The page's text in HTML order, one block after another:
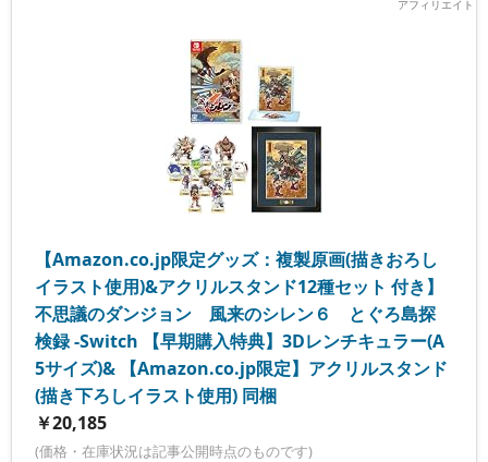
【Amazon.co.jp限定グッズ：複製原画(描きおろし
イラスト使用)&アクリルスタンド12種セット 付き】
不思議のダンジョン 風来のシレン６ とぐろ島探
検録 -Switch 【早期購入特典】3Dレンチキュラー(A
5サイズ)& 【Amazon.co.jp限定】アクリルスタンド
(描き下ろしイラスト使用) 同梱
￥20,185
(価格・在庫状況は記事公開時点のものです)